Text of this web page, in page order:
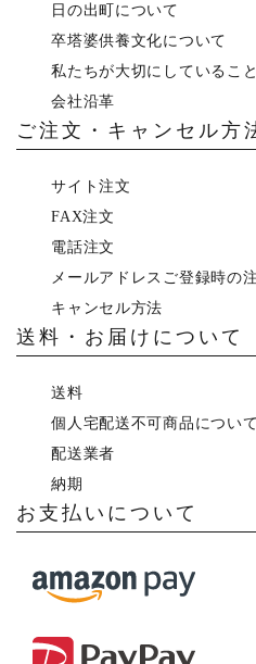
日の出町について
卒塔婆供養文化について
私たちが大切にしていること
会社沿革
ご注文・キャンセル方
サイト注文
FAX注文
電話注文
メールアドレスご登録時の
キャンセル方法
送料・お届けについて
送料
個人宅配送不可商品について
配送業者
納期
お支払いについて